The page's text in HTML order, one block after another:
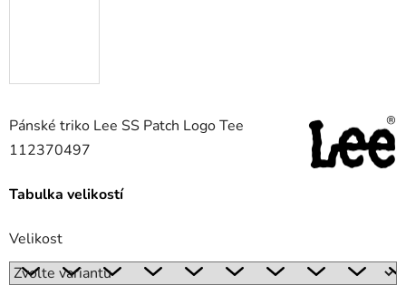
Pánské triko Lee SS Patch Logo Tee
112370497
Tabulka velikostí
Velikost